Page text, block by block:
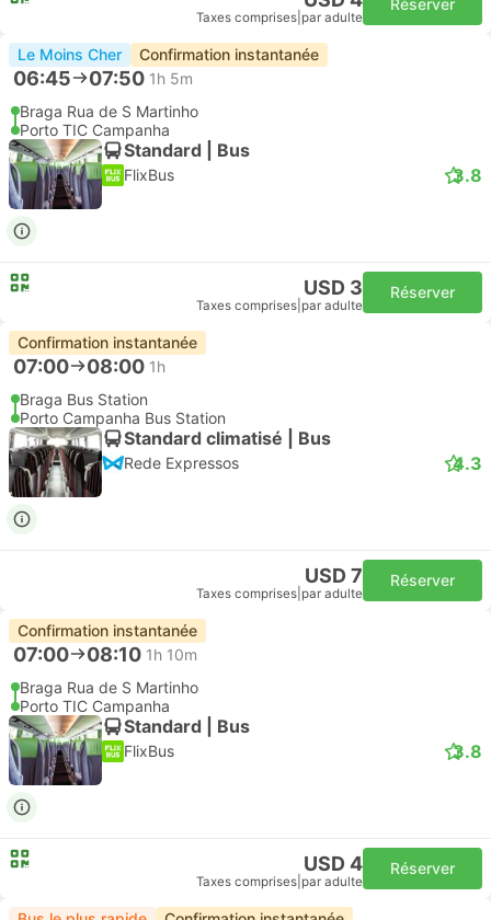
Taxes comprises par adulte
Réserver
Le Moins Cher Confirmation instantanée
06:45 07:50 1h 5m
Braga Rua de S Martinho
Porto TIC Campanha
Standard | Bus
FlixBus 3.8
USD 3
Taxes comprises par adulte
Réserver
Confirmation instantanée
07:00 08:00 1h
Braga Bus Station
Porto Campanha Bus Station
Standard climatisé | Bus
Rede Expressos 4.3
USD 7
Taxes comprises par adulte
Réserver
Confirmation instantanée
07:00 08:10 1h 10m
Braga Rua de S Martinho
Porto TIC Campanha
Standard | Bus
FlixBus 3.8
USD 4
Taxes comprises par adulte
Réserver